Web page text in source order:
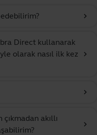
chevron_right
Direct kullanarak
olarak nasıl ilk kez
chevron_right
chevron_right
akıllı
chevron_right